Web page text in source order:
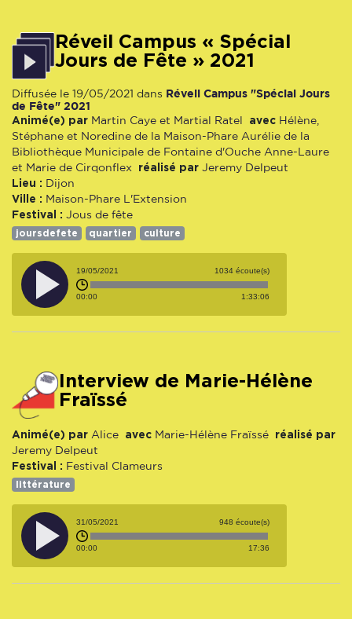
Réveil Campus « Spécial
Jours de Fête » 2021
Diffusée le 19/05/2021 dans Réveil Campus "Spécial Jours
de Fête" 2021
Animé(e) par Martin Caye et Martial Ratel avec Hélène,
Stéphane et Noredine de la Maison-Phare Aurélie de la
Bibliothèque Municipale de Fontaine d'Ouche Anne-Laure
et Marie de Cirqonflex
réalisé par Jeremy Delpeut
Lieu : Dijon
Ville : Maison-Phare L'Extension
Festival : Jous de fête
joursdefete quartier culture
19/05/2021 1034 écoute(s)
00:00 1:33:06
Interview de Marie-Hélène
Fraïssé
Animé(e) par Alice avec Marie-Hélène Fraïssé réalisé par
Jeremy Delpeut
Festival : Festival Clameurs
littérature
31/05/2021 948 écoute(s)
00:00 17:36